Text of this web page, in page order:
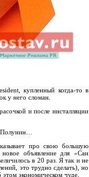
купленный когда-то в
у него сломан.
и после инсталляции
про свою большую
новое объявление для «Сан
в 20 раз. Я так и не
это трудно сделать), но
экономическом чуде.